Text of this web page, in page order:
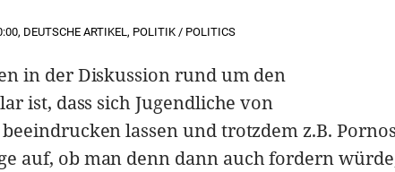
, DEUTSCHE ARTIKEL, POLITIK / POLITICS
in der Diskussion rund um den
ist, dass sich Jugendliche von
lassen und trotzdem z.B. Pornos
auf, ob man denn dann auch fordern